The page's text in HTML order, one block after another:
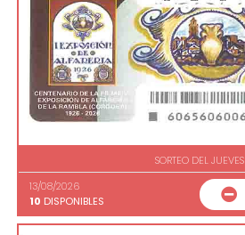
SORTEO DEL JUEVES
13/08/2026
10 DISPONIBLES